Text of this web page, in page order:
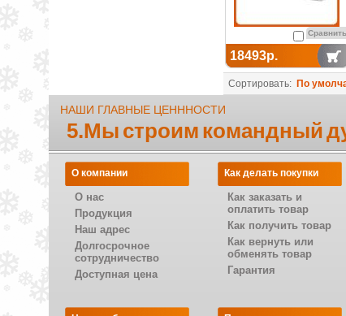
Сравнить
18493р.
Сортировать: По
НАШИ ГЛАВНЫЕ ЦЕНННОСТИ
5.Мы строим командный
О компании
О нас
Продукция
Наш адрес
Долгосрочное
сотрудничество
Доступная цена
Как делать покупки
Как заказать и
оплатить товар
Как получить товар
Как вернуть или
обменять товар
Гарантия